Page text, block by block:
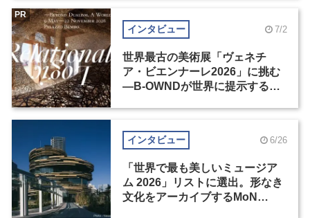
インタビュー 7/2
世界最古の美術展「ヴェネチ
ア・ビエンナーレ2026」に挑む
―B-OWNDが世界に提示する美
PR
インタビュー 6/26
「世界で最も美しいミュージア
ム 2026」リストに選出。形なき
文化をアーカイブするMoN